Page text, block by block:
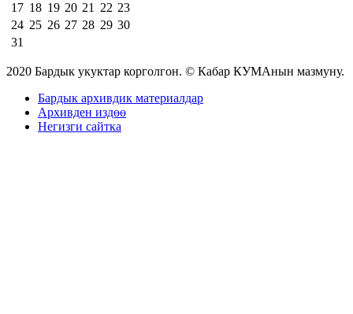
17 18 19 20 21 22 23
24 25 26 27 28 29 30
31
2020 Бардык укуктар корголгон. © Кабар КУМАнын мазмуну.
Бардык архивдик материалдар
Архивден издөө
Негизги сайтка